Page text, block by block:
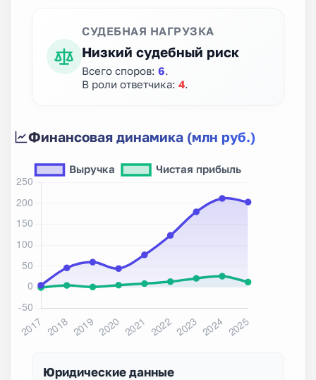
СУДЕБНАЯ НАГРУЗКА
Низкий судебный риск
Всего споров: 6
В роли ответчика: 4
Финансовая динамика (млн руб.)
Юридические данные